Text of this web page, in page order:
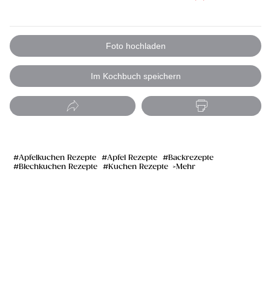
Foto hochladen
Im Kochbuch speichern
Apfelkuchen Rezepte Apfel Rezepte
Backrezepte
Blechkuchen Rezepte
Kuchen Rezepte Mehr